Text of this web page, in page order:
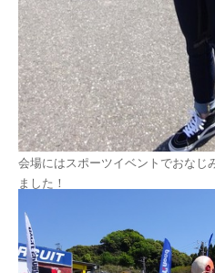
会場にはスポーツイベントでおなじ
ました！